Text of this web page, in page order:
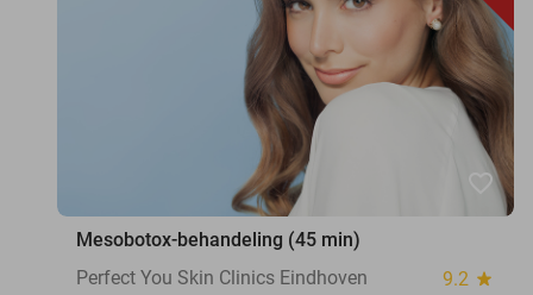
favorite_border
Mesobotox-behandeling (45 min)
Perfect You Skin Clinics Eindhoven
9.2 star